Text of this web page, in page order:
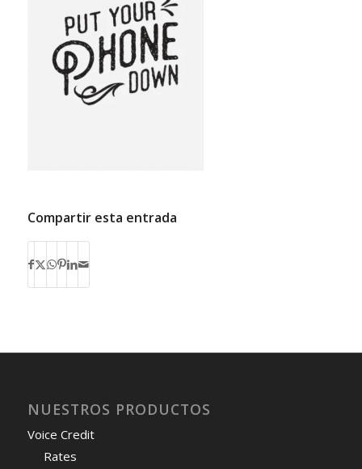
Compartir esta entrada
NUESTROS PRODUCTOS
Voice Credit
Rates